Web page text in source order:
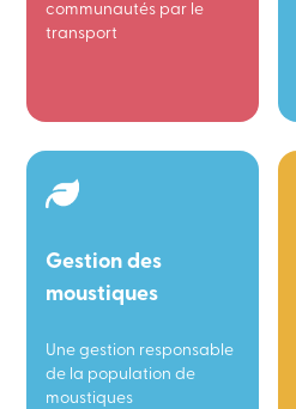
communautés par le
transport
Gestion des
moustiques
Une gestion responsable
de la population de
moustiques